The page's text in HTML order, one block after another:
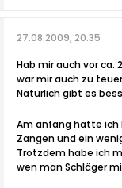
27.08.2009, 20:35
Hab mir auch vor ca.
war mir auch zu
Natürlich gibt es
Am anfang hatte ich
Zangen und ein
Trotzdem habe ich
wen man Schläger